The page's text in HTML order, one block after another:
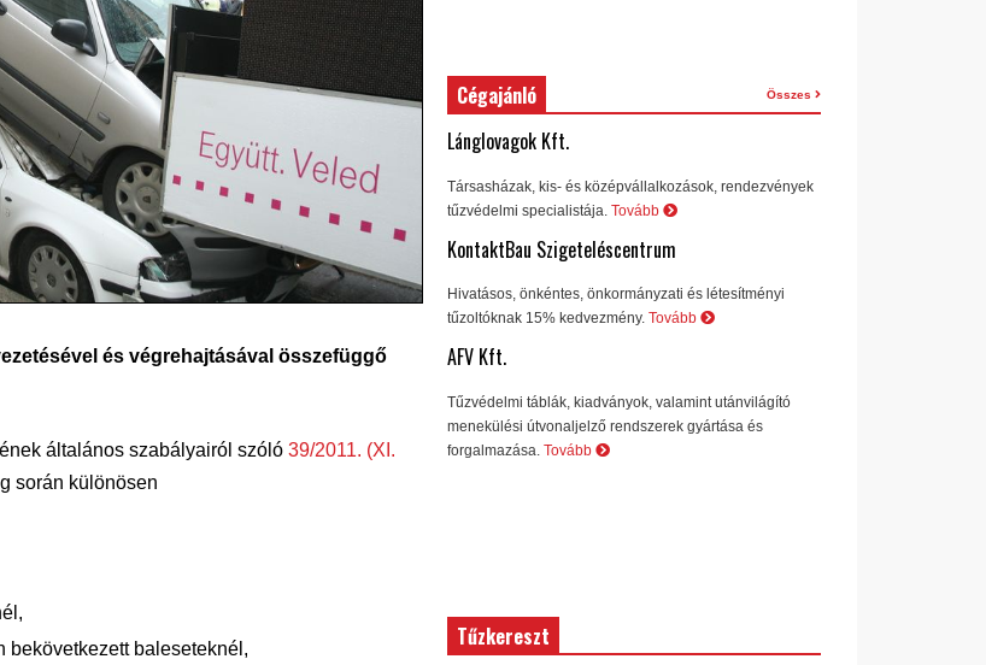
és végrehajtásával összefüggő
általános szabályairól szóló 39/2011. (XI.
során különösen
bekövetkezett baleseteknél,
Cégajánló Összes
Lánglovagok Kft.
Társasházak, kis- és középvállalkozások, rendezvények
tűzvédelmi specialistája. Tovább
KontaktBau Szigeteléscentrum
Hivatásos, önkéntes, önkormányzati és létesítményi
tűzoltóknak 15% kedvezmény. Tovább
AFV Kft.
Tűzvédelmi táblák, kiadványok, valamint utánvilágító
menekülési útvonaljelző rendszerek gyártása és
forgalmazása. Tovább
Tűzkereszt